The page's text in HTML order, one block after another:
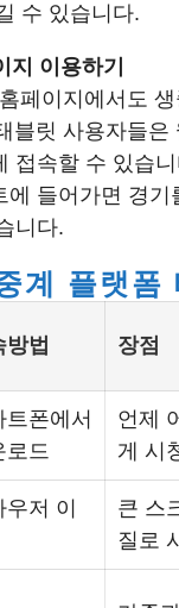
수 있습니다.
지 이용하기
페이지에서도
블릿 사용자들은
접속할 수 있습니
에 들어가면 경기
니다.
계 플랫폼
방법 장점
트폰에서
로드
언제
게 시
저 이
큰 스
질로